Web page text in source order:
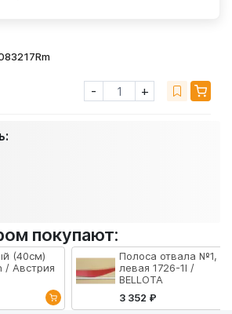
- +
покупают:
(40см)
/ Австрия
Полоса отвала №1,
левая 1726-1I /
BELLOTA
3 352 ₽